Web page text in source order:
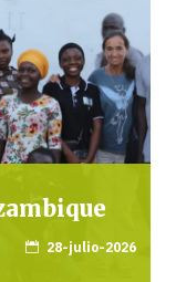
 28-julio-2026